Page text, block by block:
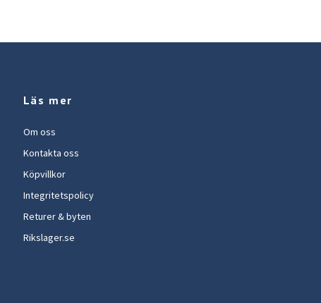
Läs mer
Om oss
Kontakta oss
Köpvillkor
Integritetspolicy
Returer & byten
Rikslager.se